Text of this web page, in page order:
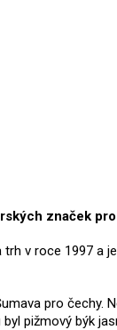
značek
v roce 1997 a
pro čechy.
pižmový býk